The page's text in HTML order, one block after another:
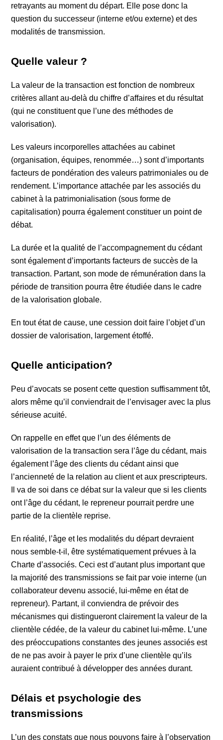
retrayants au moment du départ. Elle pose donc la
question du successeur (interne et/ou externe) et des
modalités de transmission.
Quelle valeur ?
La valeur de la transaction est fonction de nombreux
critères allant au-delà du chiffre d’affaires et du résultat
(qui ne constituent que l’une des méthodes de
valorisation).
Les valeurs incorporelles attachées au cabinet
(organisation, équipes, renommée…) sont d’importants
facteurs de pondération des valeurs patrimoniales ou de
rendement. L’importance attachée par les associés du
cabinet à la patrimonialisation (sous forme de
capitalisation) pourra également constituer un point de
débat.
La durée et la qualité de l’accompagnement du cédant
sont également d’importants facteurs de succès de la
transaction. Partant, son mode de rémunération dans la
période de transition pourra être étudiée dans le cadre
de la valorisation globale.
En tout état de cause, une cession doit faire l’objet d’un
dossier de valorisation, largement étoffé.
Quelle anticipation?
Peu d’avocats se posent cette question suffisamment tôt,
alors même qu’il conviendrait de l’envisager avec la plus
sérieuse acuité.
On rappelle en effet que l’un des éléments de
valorisation de la transaction sera l’âge du cédant, mais
également l’âge des clients du cédant ainsi que
l’ancienneté de la relation au client et aux prescripteurs.
Il va de soi dans ce débat sur la valeur que si les clients
ont l’âge du cédant, le repreneur pourrait perdre une
partie de la clientèle reprise.
En réalité, l’âge et les modalités du départ devraient
nous semble-t-il, être systématiquement prévues à la
Charte d’associés. Ceci est d’autant plus important que
la majorité des transmissions se fait par voie interne (un
collaborateur devenu associé, lui-même en état de
repreneur). Partant, il conviendra de prévoir des
mécanismes qui distingueront clairement la valeur de la
clientèle cédée, de la valeur du cabinet lui-même. L’une
des préoccupations constantes des jeunes associés est
de ne pas avoir à payer le prix d’une clientèle qu’ils
auraient contribué à développer des années durant.
Délais et psychologie des
transmissions
L’un des constats que nous pouvons faire à l’observation